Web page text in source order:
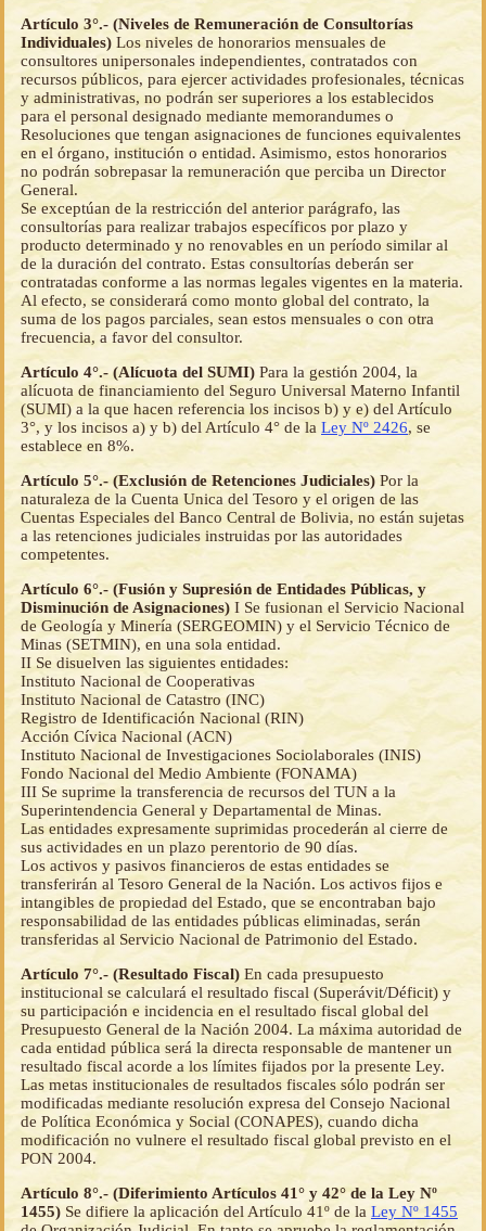
Artículo 3°.- (Niveles de Remuneración de Consultorías
Individuales) Los niveles de honorarios mensuales de
consultores unipersonales independientes, contratados con
recursos públicos, para ejercer actividades profesionales, técnicas
y administrativas, no podrán ser superiores a los establecidos
para el personal designado mediante memorandumes o
Resoluciones que tengan asignaciones de funciones equivalentes
en el órgano, institución o entidad. Asimismo, estos honorarios
no podrán sobrepasar la remuneración que perciba un Director
General.
Se exceptúan de la restricción del anterior parágrafo, las
consultorías para realizar trabajos específicos por plazo y
producto determinado y no renovables en un período similar al
de la duración del contrato. Estas consultorías deberán ser
contratadas conforme a las normas legales vigentes en la materia.
Al efecto, se considerará como monto global del contrato, la
suma de los pagos parciales, sean estos mensuales o con otra
frecuencia, a favor del consultor.
Artículo 4°.- (Alícuota del SUMI) Para la gestión 2004, la
alícuota de financiamiento del Seguro Universal Materno Infantil
(SUMI) a la que hacen referencia los incisos b) y e) del Artículo
3°, y los incisos a) y b) del Artículo 4° de la Ley Nº 2426, se
establece en 8%.
Artículo 5°.- (Exclusión de Retenciones Judiciales) Por la
naturaleza de la Cuenta Unica del Tesoro y el origen de las
Cuentas Especiales del Banco Central de Bolivia, no están sujetas
a las retenciones judiciales instruidas por las autoridades
competentes.
Artículo 6°.- (Fusión y Supresión de Entidades Públicas, y
Disminución de Asignaciones) I Se fusionan el Servicio Nacional
de Geología y Minería (SERGEOMIN) y el Servicio Técnico de
Minas (SETMIN), en una sola entidad.
II Se disuelven las siguientes entidades:
Instituto Nacional de Cooperativas
Instituto Nacional de Catastro (INC)
Registro de Identificación Nacional (RIN)
Acción Cívica Nacional (ACN)
Instituto Nacional de Investigaciones Sociolaborales (INIS)
Fondo Nacional del Medio Ambiente (FONAMA)
III Se suprime la transferencia de recursos del TUN a la
Superintendencia General y Departamental de Minas.
Las entidades expresamente suprimidas procederán al cierre de
sus actividades en un plazo perentorio de 90 días.
Los activos y pasivos financieros de estas entidades se
transferirán al Tesoro General de la Nación. Los activos fijos e
intangibles de propiedad del Estado, que se encontraban bajo
responsabilidad de las entidades públicas eliminadas, serán
transferidas al Servicio Nacional de Patrimonio del Estado.
Artículo 7°.- (Resultado Fiscal) En cada presupuesto
institucional se calculará el resultado fiscal (Superávit/Déficit) y
su participación e incidencia en el resultado fiscal global del
Presupuesto General de la Nación 2004. La máxima autoridad de
cada entidad pública será la directa responsable de mantener un
resultado fiscal acorde a los límites fijados por la presente Ley.
Las metas institucionales de resultados fiscales sólo podrán ser
modificadas mediante resolución expresa del Consejo Nacional
de Política Económica y Social (CONAPES), cuando dicha
modificación no vulnere el resultado fiscal global previsto en el
PON 2004.
Artículo 8°.- (Diferimiento Artículos 41° y 42° de la Ley Nº
1455) Se difiere la aplicación del Artículo 41º de la Ley Nº 1455